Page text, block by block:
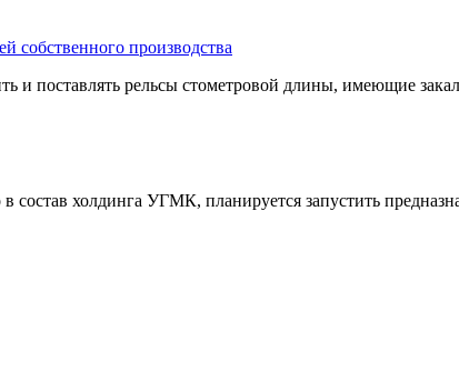
собственного производства
и поставлять рельсы стометровой длины, имеющие
состав холдинга УГМК, планируется запустить